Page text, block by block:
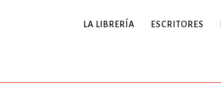
LA LIBRERÍA ESCRITORES